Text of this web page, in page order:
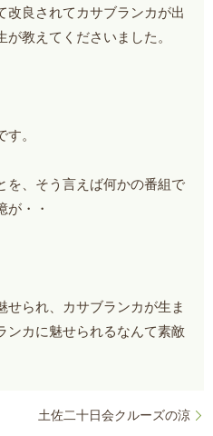
改良されてカサブランカが出
教えてくださいました。
。
を、そう言えば何かの番組で
が・・
られ、カサブランカが生ま
ンカに魅せられるなんて素敵
土佐二十日会クルーズの涼